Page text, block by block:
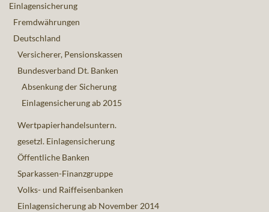
Einlagensicherung
Fremdwährungen
Deutschland
Versicherer, Pensionskassen
Bundesverband Dt. Banken
Absenkung der Sicherung
Einlagensicherung ab 2015
Wertpapierhandelsuntern.
gesetzl. Einlagensicherung
Öffentliche Banken
Sparkassen-Finanzgruppe
Volks- und Raiffeisenbanken
Einlagensicherung ab November 2014